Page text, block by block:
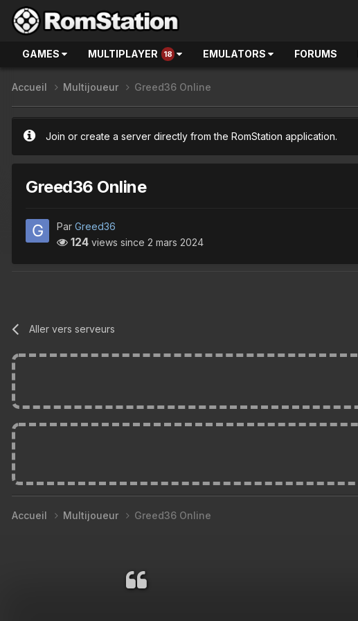
GAMES MULTIPLAYER 18 EMULATORS FORUMS
Accueil Multijoueur Greed36 Online
Join or create a server directly from the RomStation application.
Greed36 Online
Par Greed36
124 views since 2 mars 2024
Aller vers serveurs
Accueil Multijoueur Greed36 Online